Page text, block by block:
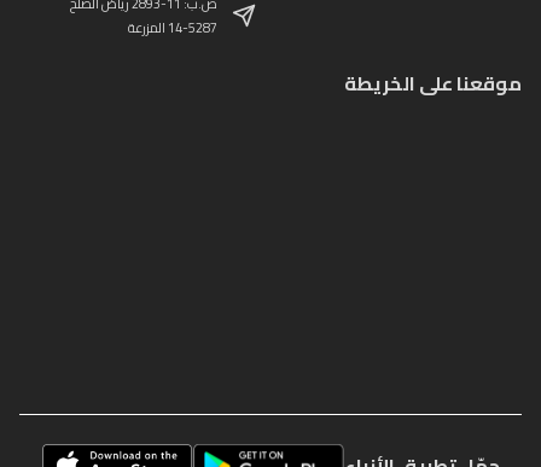
14-5287 المزرعة
موقعنا على الخريطة